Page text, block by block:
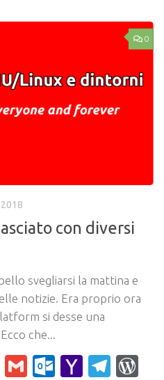
0
2018
con diversi
svegliarsi la mattina e
notizie. Era proprio ora
si desse una
che...
Diaspora
Gmail Yahoo